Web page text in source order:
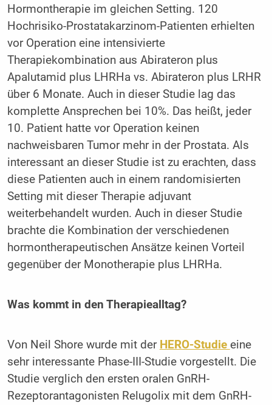
Hormontherapie im gleichen Setting. 120
Hochrisiko-Prostatakarzinom-Patienten erhielten
vor Operation eine intensivierte
Therapiekombination aus Abirateron plus
Apalutamid plus LHRHa vs. Abirateron plus LRHR
über 6 Monate. Auch in dieser Studie lag das
komplette Ansprechen bei 10%. Das heißt, jeder
10. Patient hatte vor Operation keinen
nachweisbaren Tumor mehr in der Prostata. Als
interessant an dieser Studie ist zu erachten, dass
diese Patienten auch in einem randomisierten
Setting mit dieser Therapie adjuvant
weiterbehandelt wurden. Auch in dieser Studie
brachte die Kombination der verschiedenen
hormontherapeutischen Ansätze keinen Vorteil
gegenüber der Monotherapie plus LHRHa.
Was kommt in den Therapiealltag?
Von Neil Shore wurde mit der HERO-Studie eine
sehr interessante Phase-III-Studie vorgestellt. Die
Studie verglich den ersten oralen GnRH-
Rezeptorantagonisten Relugolix mit dem GnRH-